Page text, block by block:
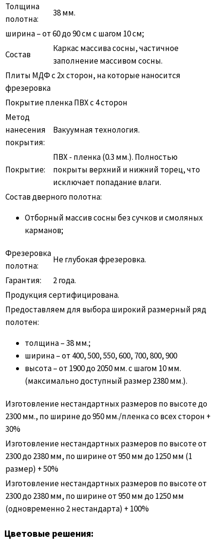
Толщина
полотна:
38 мм.
ширина – от 60 до 90 см с шагом 10 см;
Состав
Каркас массива сосны, частичное
заполнение массивом сосны.
Плиты МДФ с 2х сторон, на которые наносится
фрезеровка
Покрытие пленка ПВХ с 4 сторон
Метод
нанесения
покрытия:
Вакуумная технология.
Покрытие:
ПВХ - пленка (0.3 мм.). Полностью
покрыты верхний и нижний торец, что
исключает попадание влаги.
Состав дверного полотна:
Отборный массив сосны без сучков и смоляных
карманов;
Фрезеровка
полотна:
Не глубокая фрезеровка.
Гарантия:
2 года.
Продукция сертифицирована.
Предоставляем для выбора широкий размерный ряд
полотен:
толщина – 38 мм.;
ширина – от 400, 500, 550, 600, 700, 800, 900
высота – от 1900 до 2050 мм. с шагом 10 мм.
(максимально доступный размер 2380 мм.).
Изготовление нестандартных размеров по высоте до
2300 мм., по ширине до 950 мм./пленка со всех сторон +
30%
Изготовление нестандартных размеров по высоте от
2300 до 2380 мм, по ширине от 950 мм до 1250 мм (1
размер) + 50%
Изготовление нестандартных размеров по высоте от
2300 до 2380 мм, по ширине от 950 мм до 1250 мм
(одновременно 2 нестандарта) + 100%
Цветовые решения: